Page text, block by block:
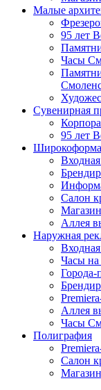
Малые
95 лет
Часы
Сувенирная
95 лет
Салон
Аллея
Наружная
Часы на
Аллея
Часы
Полиграфия
Салон